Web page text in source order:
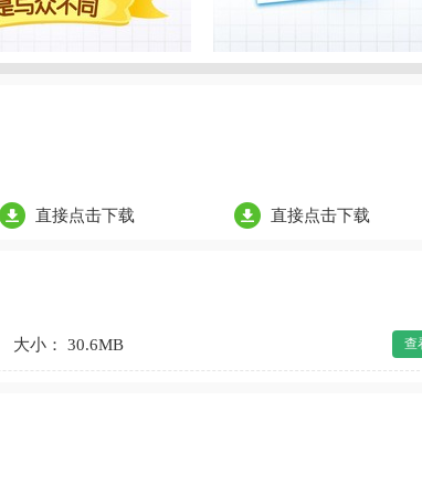
直接点击下载 直接点击下载
大小： 30.6MB 查